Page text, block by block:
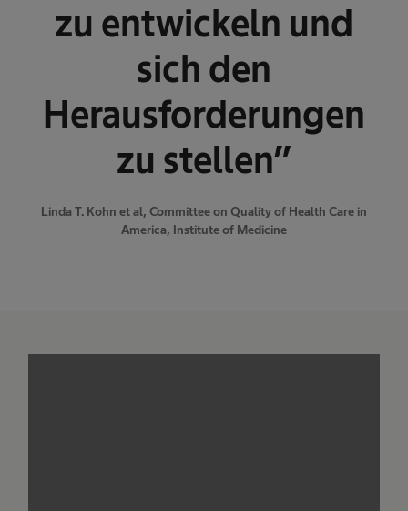
zu entwickeln und
sich den
Herausforderungen
zu stellen”
Linda T. Kohn et al, Committee on Quality of Health Care in
America, Institute of Medicine